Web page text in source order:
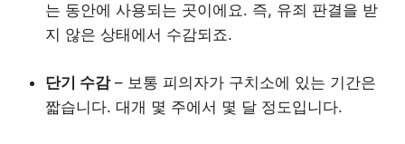
는 동안에 사용되는 곳이에요. 즉, 유죄 판결을 받
지 않은 상태에서 수감되죠.
단기 수감– 보통 피의자가 구치소에 있는 기간은
짧습니다. 대개 몇 주에서 몇 달 정도입니다.